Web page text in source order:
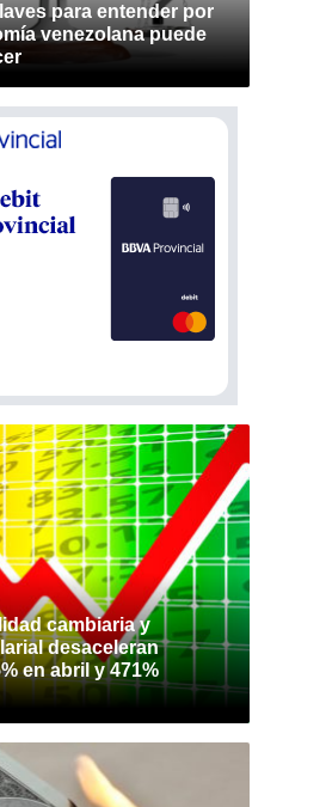
para entender por
venezolana puede
cambiaria y
desaceleran
en abril y 471%